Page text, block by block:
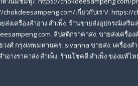
chokdeesampeng com/เกี่ยวกับเรา/, https://
ส่งเครื่องสําอาง สําเพ็ง, ร้านขายส่งอุปกรณ์เสริม
com, ลิปสติกราคาส่ง, ขายส่งเครื่อง
งศ์ กรุงเทพมหานคร, sivanna ขายส่ง, เครื่องสํ
าอางราคาส่ง สําเพ็ง, ร้านโชคดี สําเพ็ง ของแท้ไ